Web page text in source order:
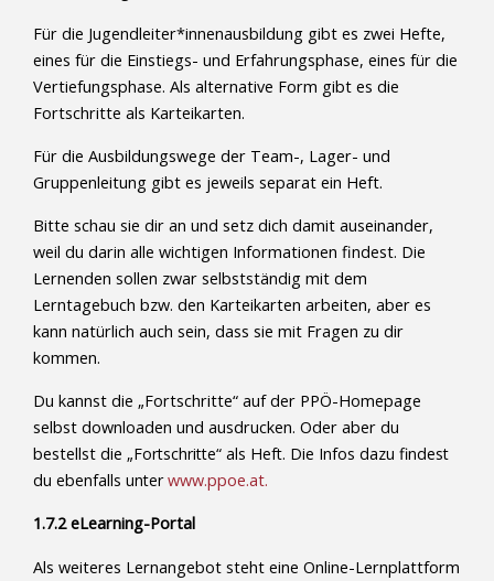
Für die Jugendleiter*innenausbildung gibt es zwei Hefte,
eines für die Einstiegs- und Erfahrungsphase, eines für die
Vertiefungsphase. Als alternative Form gibt es die
Fortschritte als Karteikarten.
Für die Ausbildungswege der Team-, Lager- und
Gruppenleitung gibt es jeweils separat ein Heft.
Bitte schau sie dir an und setz dich damit auseinander,
weil du darin alle wichtigen Informationen findest. Die
Lernenden sollen zwar selbstständig mit dem
Lerntagebuch bzw. den Karteikarten arbeiten, aber es
kann natürlich auch sein, dass sie mit Fragen zu dir
kommen.
Du kannst die „Fortschritte“ auf der PPÖ-Homepage
selbst downloaden und ausdrucken. Oder aber du
bestellst die „Fortschritte“ als Heft. Die Infos dazu findest
du ebenfalls unterwww.ppoe.at.
1.7.2 eLearning-Portal
Als weiteres Lernangebot steht eine Online-Lernplattform